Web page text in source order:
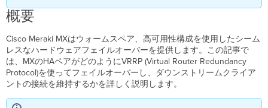
ム
ス
ペ
ア
構
成
に
概要
Cisco Meraki MXはウォームスペア、高可用性構成を使用したシーム
レスなハードウェアフェイルオーバーを提供します。この記事で
は、MXのHAペアがどのようにVRRP (Virtual Router Redundancy
Protocol)を使ってフェイルオーバーし、ダウンストリームクライア
ントの接続を維持するかを詳しく説明します。